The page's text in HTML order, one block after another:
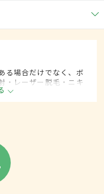
る場合だけでなく、ボ
・レーザー脱毛・ニキ
れる皮膚科の診療分野